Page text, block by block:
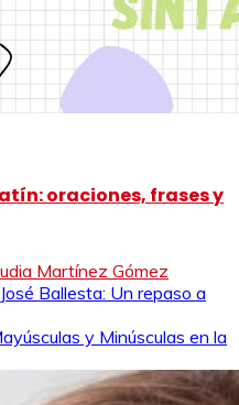
oraciones, frases y
Martínez Gómez
Ballesta: Un repaso a
y Minúsculas en la